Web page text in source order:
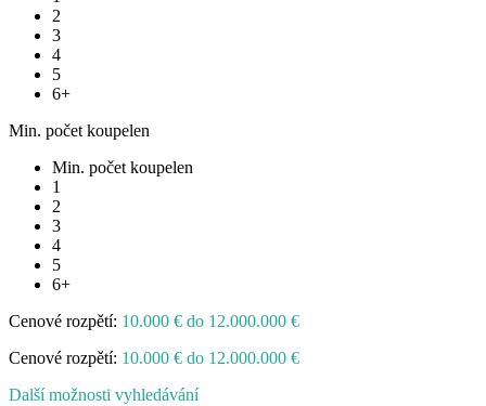
2
3
4
5
6+
Min. počet koupelen
Min. počet koupelen
1
2
3
4
5
6+
Cenové rozpětí: 10.000 € do 12.000.000 €
Cenové rozpětí: 10.000 € do 12.000.000 €
Další možnosti vyhledávání